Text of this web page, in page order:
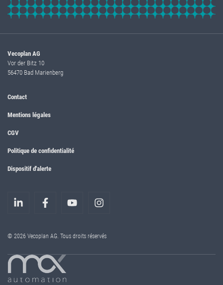
Vecoplan AG
Vor der Bitz 10
56470 Bad Marienberg
Contact
Mentions légales
CGV
Politique de confidentialité
Dispositif d'alerte
© 2026 Vecoplan AG. Tous droits réservés